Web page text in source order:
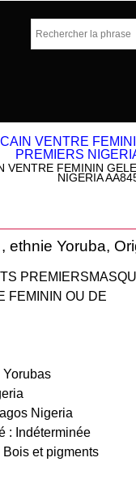
VENTRE FEMININ
NIGERIA
ethnie Yoruba,
PREMIERS
FEMININ OU DE
Yorubas
Nigeria
: Indéterminée
Bois et pigments